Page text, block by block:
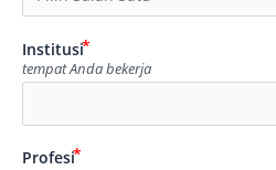
Institusi
tempat Anda bekerja
Profesi